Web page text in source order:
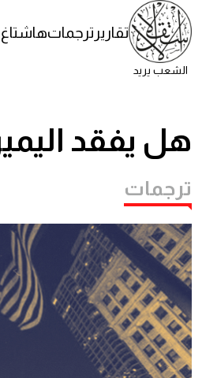
الشعب يريد
تقارير ترجماتهاشتاغ
هل يفقد
ترجمات